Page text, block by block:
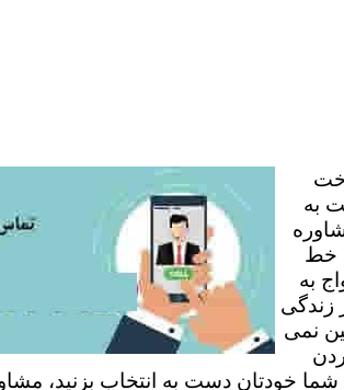
به
خط
به
زندگی
نمی
خودتان دست به انتخاب بزنید،